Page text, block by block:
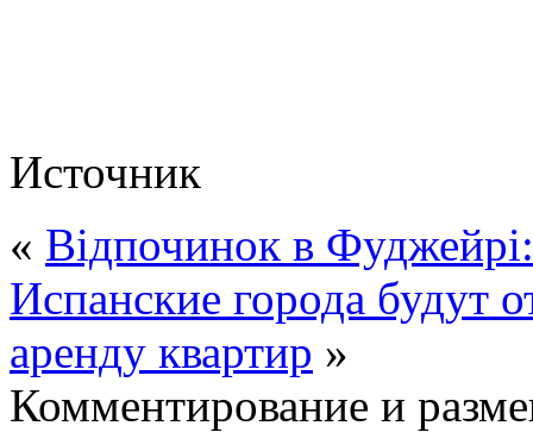
Источник
« Відпочинок в
Испанские города будут
аренду квартир »
Комментирование и